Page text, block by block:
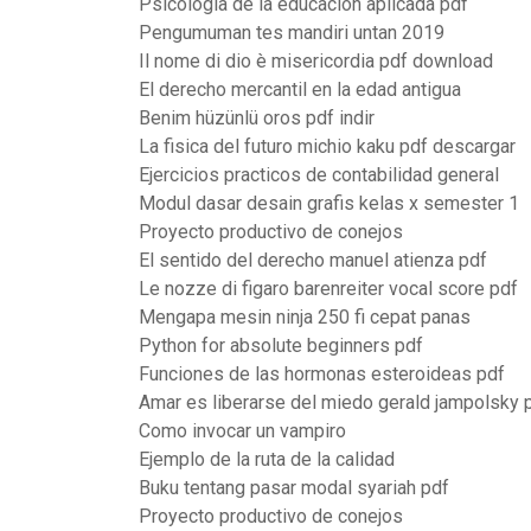
Pengumuman tes mandiri untan 2019
Il nome di dio è misericordia pdf download
El derecho mercantil en la edad antigua
Benim hüzünlü oros pdf indir
La fisica del futuro michio kaku pdf descargar
Ejercicios practicos de contabilidad general
Modul dasar desain grafis kelas x semester 1
Proyecto productivo de conejos
El sentido del derecho manuel atienza pdf
Le nozze di figaro barenreiter vocal score pdf
Mengapa mesin ninja 250 fi cepat panas
Python for absolute beginners pdf
Funciones de las hormonas esteroideas pdf
Amar es liberarse del miedo gerald jampolsky
Como invocar un vampiro
Ejemplo de la ruta de la calidad
Buku tentang pasar modal syariah pdf
Proyecto productivo de conejos